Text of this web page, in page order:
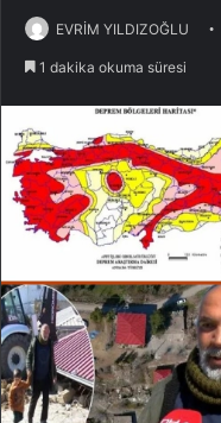
EVRİM YILDIZOĞLU
1 dakika okuma süresi